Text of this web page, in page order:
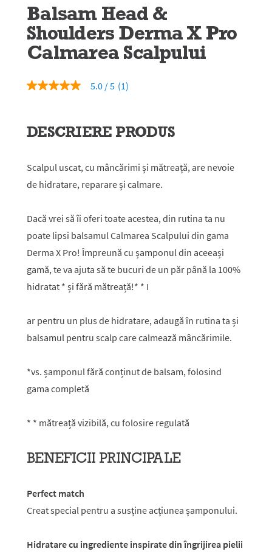
Balsam Head &
Shoulders Derma X Pro
Calmarea Scalpului
5.0
valoare
medie
Read
Review.
de
5.0 (1)
DESCRIERE PRODUS
Scalpul uscat, cu mâncărimi și mătreață, are nevoie
de hidratare, reparare și calmare.
Dacă vrei să îi oferi toate acestea, din rutina ta nu
poate lipsi balsamul Calmarea Scalpului din gama
Derma X Pro! Împreună cu șamponul din aceeași
gamă, te va ajuta să te bucuri de un păr până la 100%
hidratat * și fără mătreață!* * I
ar pentru un plus de hidratare, adaugă în rutina ta și
balsamul pentru scalp care calmează mâncărimile.
*vs. șamponul fără conținut de balsam, folosind
gama completă
* * mătreață vizibilă, cu folosire regulată
BENEFICII PRINCIPALE
Perfect match
Creat special pentru a susține acțiunea șamponului.
Hidratare cu ingrediente inspirate din îngrijirea pielii